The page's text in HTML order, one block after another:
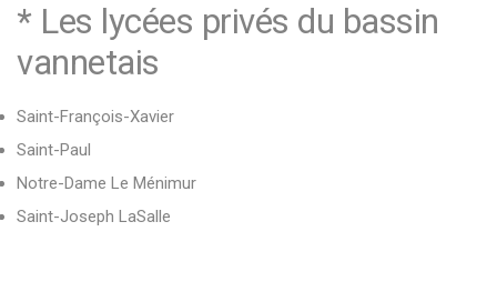
* Les lycées privés du bassin
vannetais
Saint-François-Xavier
Saint-Paul
Notre-Dame Le Ménimur
Saint-Joseph LaSalle